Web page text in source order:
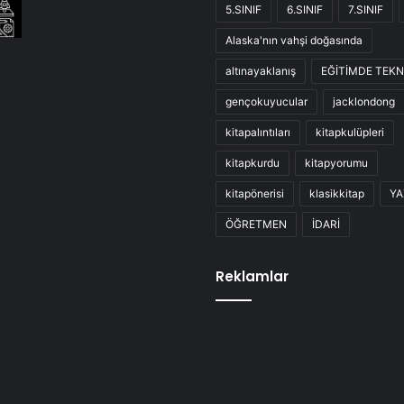
5.SINIF 6.SINIF 7.SINIF
Alaska'nın vahşi doğasında
altınayaklanış EĞİTİMDE
gençokuyucular jacklondong
kitapalıntıları kitapkulüpleri
kitapkurdu kitapyorumu
kitapönerisi klasikkitap
ÖĞRETMEN İDARİ
Reklamlar